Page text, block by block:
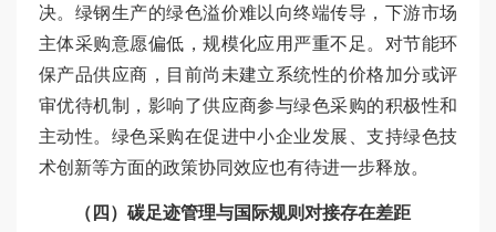
决。绿钢生产的绿色溢价难以向终端传导，下游市场
主体采购意愿偏低，规模化应用严重不足。对节能环
保产品供应商，目前尚未建立系统性的价格加分或评
审优待机制，影响了供应商参与绿色采购的积极性和
主动性。绿色采购在促进中小企业发展、支持绿色技
术创新等方面的政策协同效应也有待进一步释放。
（四）碳足迹管理与国际规则对接存在差距